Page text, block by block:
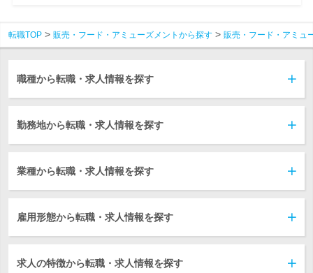
転職TOP 販売・フード・アミューズメントから探す 販売・フード・アミュ
職種から転職・求人情報を探す
勤務地から転職・求人情報を探す
業種から転職・求人情報を探す
雇用形態から転職・求人情報を探す
求人の特徴から転職・求人情報を探す